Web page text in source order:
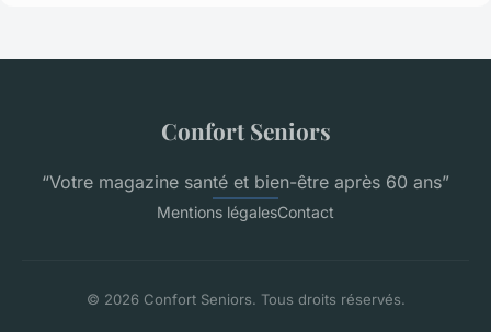
Confort Seniors
“Votre magazine santé et bien-être après 60 ans”
Mentions légalesContact
© 2026 Confort Seniors. Tous droits réservés.